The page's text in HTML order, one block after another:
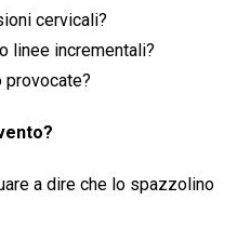
cervicali?
linee incrementali?
provocate?
a dire che lo spazzolino